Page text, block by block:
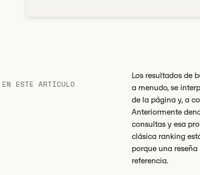
EN ESTE ARTÍCULO
Los resultados de
a menudo, se
de la página y, a
Anteriormente
consultas y esa
clásica ranking
porque una
referencia.